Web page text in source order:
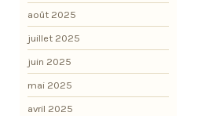
août 2025
juillet 2025
juin 2025
mai 2025
avril 2025